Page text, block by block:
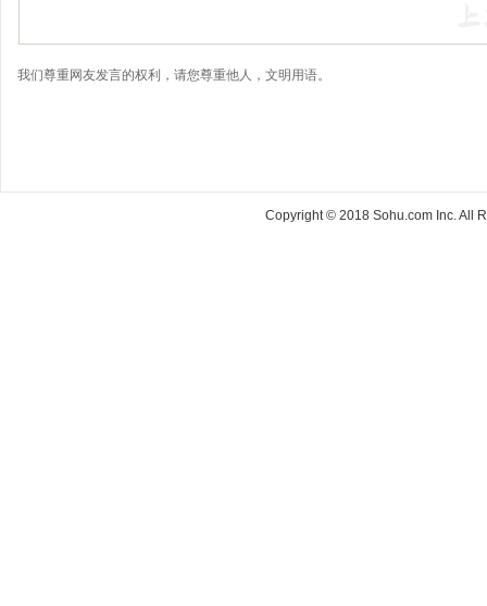
我们尊重网友发言的权利，请您尊重他人，文明用语。
Copyright © 2018 Sohu.com Inc. All